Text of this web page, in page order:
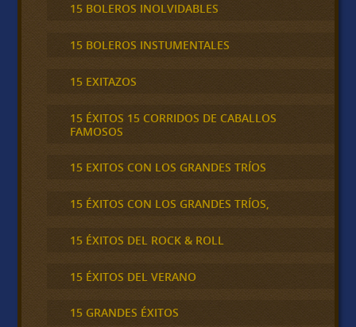
15 BOLEROS INOLVIDABLES
15 BOLEROS INSTUMENTALES
15 EXITAZOS
15 ÉXITOS 15 CORRIDOS DE CABALLOS
FAMOSOS
15 EXITOS CON LOS GRANDES TRÍOS
15 ÉXITOS CON LOS GRANDES TRÍOS,
15 ÉXITOS DEL ROCK & ROLL
15 ÉXITOS DEL VERANO
15 GRANDES ÉXITOS